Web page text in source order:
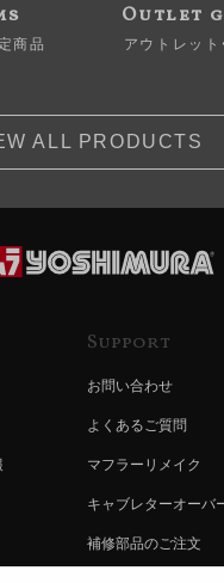
商品
Outlet
アウトレット
ALL PRODUCTS
Support
お問い合わせ
よくあるご質問
マフラーリメイク
キャブレターオーバ
補修部品のご注文